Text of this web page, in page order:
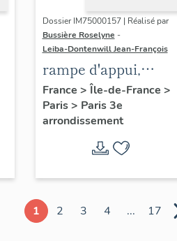
Dossier IM75000157 | Réalisé par
Bussière Roselyne -
Leiba-Dontenwill Jean-François
rampe d'appui,
escalier de la maison
à porte cochère dite
hôtel de Bence (non
France > Île-de-France >
Paris> Paris 3e
arrondissement
1 2 3 4 ... 17